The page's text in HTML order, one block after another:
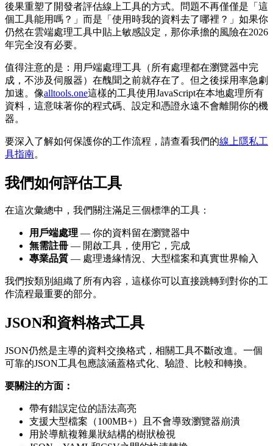
後果重塑了開發者評估線上工具的方式。問題不再僅僅是「這
個工具能用嗎？」而是「使用時我的資料去了哪裡？」如果你
仍然在雲端處理工具中貼上敏感設定，那你承擔的風險在2026
年完全沒有必要。
值得注意的是：用戶端處理工具（所有處理都在瀏覽器中完
成，不涉及伺服器）在醜聞之前就存在了。但之後採用率急劇
加速。像alltools.one這樣的工具使用JavaScript在本地處理所有
資料，這意味著你的程式碼、設定和憑證永遠不會離開你的機
器。
要深入了解如何保護你的工作流程，請查看我們的線上隱私工
具指南。
我們如何評估工具
在這次彙總中，我們關注滿足三個標準的工具：
用戶端處理 — 你的資料留在瀏覽器中
無需註冊 — 開啟工具，使用它，完成
專業品質 — 處理邊緣情況、大型檔案和真實世界輸入
我們按類別組織了所有內容，這樣你可以直接跳轉到對你的工
作流程最重要的部分。
JSON和資料格式工具
JSON仍然是主導的資料交換格式，相關工具不斷改進。一個
可靠的JSON工具包應該涵蓋格式化、驗證、比較和轉換。
要關注的方面：
帶有錯誤定位的語法高亮
支援大型檔案（100MB+）且不會導致瀏覽器崩潰
用於導航複雜巢狀結構的樹狀檢視